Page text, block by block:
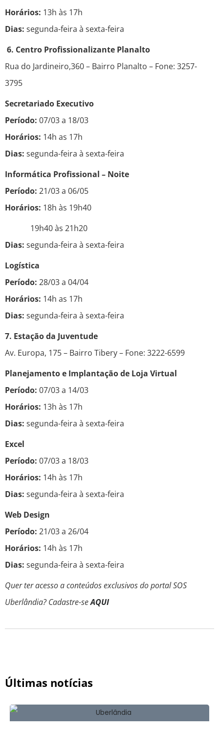
Horários: 13h às 17h
Dias: segunda-feira à sexta-feira
6. Centro Profissionalizante Planalto
Rua do Jardineiro,360 – Bairro Planalto – Fone: 3257-
3795
Secretariado Executivo
Período: 07/03 a 18/03
Horários: 14h as 17h
Dias: segunda-feira à sexta-feira
Informática Profissional – Noite
Período: 21/03 a 06/05
Horários: 18h às 19h40
19h40 às 21h20
Dias: segunda-feira à sexta-feira
Logística
Período: 28/03 a 04/04
Horários: 14h as 17h
Dias: segunda-feira à sexta-feira
7. Estação da Juventude
Av. Europa, 175 – Bairro Tibery – Fone: 3222-6599
Planejamento e Implantação de Loja Virtual
Período: 07/03 a 14/03
Horários: 13h às 17h
Dias: segunda-feira à sexta-feira
Excel
Período: 07/03 a 18/03
Horários: 14h às 17h
Dias: segunda-feira à sexta-feira
Web Design
Período: 21/03 a 26/04
Horários: 14h às 17h
Dias: segunda-feira à sexta-feira
Quer ter acesso a conteúdos exclusivos do portal SOS
Uberlândia? Cadastre-seAQUI
Últimas notícias